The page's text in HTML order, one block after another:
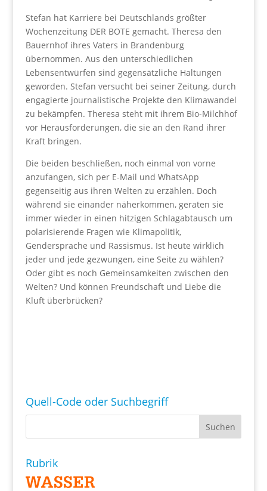
Stefan hat Karriere bei Deutschlands größter
Wochenzeitung DER BOTE gemacht. Theresa den
Bauernhof ihres Vaters in Brandenburg
übernommen. Aus den unterschiedlichen
Lebensentwürfen sind gegensätzliche Haltungen
geworden. Stefan versucht bei seiner Zeitung, durch
engagierte journalistische Projekte den Klimawandel
zu bekämpfen. Theresa steht mit ihrem Bio-Milchhof
vor Herausforderungen, die sie an den Rand ihrer
Kraft bringen.
Die beiden beschließen, noch einmal von vorne
anzufangen, sich per E-Mail und WhatsApp
gegenseitig aus ihren Welten zu erzählen. Doch
während sie einander näherkommen, geraten sie
immer wieder in einen hitzigen Schlagabtausch um
polarisierende Fragen wie Klimapolitik,
Gendersprache und Rassismus. Ist heute wirklich
jeder und jede gezwungen, eine Seite zu wählen?
Oder gibt es noch Gemeinsamkeiten zwischen den
Welten? Und können Freundschaft und Liebe die
Kluft überbrücken?
Quell-Code oder Suchbegriff
Rubrik